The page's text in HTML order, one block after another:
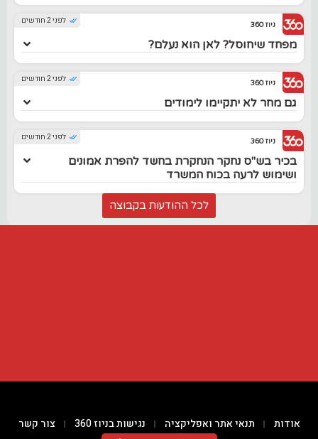
לפני 2 חודשים ניוז 360
מפחד שיחוסל? לאן הוא נעלם?
לפני 2 חודשים ניוז 360
גם מחר לא יתקיימו לימודים
לפני 2 חודשים ניוז 360
בכיר בש"ס נחקר הנחקרת בחשד להפרת אמונים
ושימוש לרעה בכוח המשרד
לכל ההודעות בקבוצה
אודות תנאי אתר ואפליקציה נגישות בניוז 360 צור קשר